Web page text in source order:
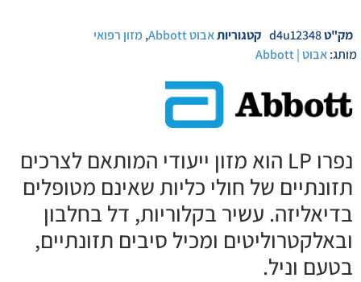
מק"טd4u12348 קטגוריותאבוט Abbott ,מזון רפואי
מותג:אבוט | Abbott
נפרו LP הוא מזון ייעודי המותאם לצרכים
תזונתיים של חולי כליות שאינם מטופלים
בדיאליזה. עשיר בקלוריות, דל בחלבון
ובאלקטרוליטים ומכיל סיבים תזונתיים,
בטעם וניל.